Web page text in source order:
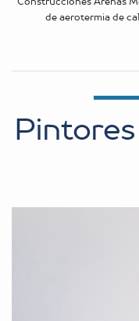
de aerotermia de